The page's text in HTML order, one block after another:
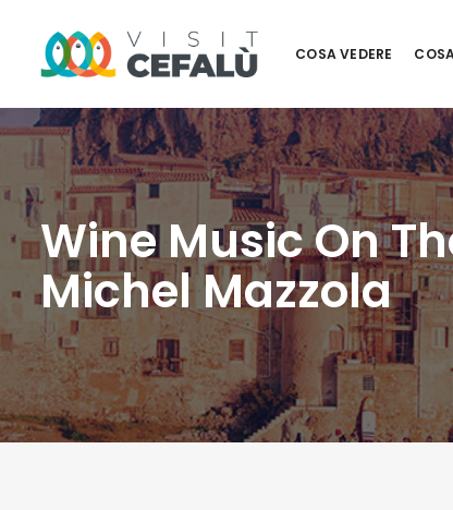
COSA VEDERE
Wine Music On
Michel Mazzola